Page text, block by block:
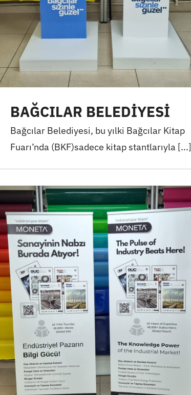
BAĞCILAR BELEDİYESİ
Bağcılar Belediyesi, bu yılki Bağcılar Kitap
Fuarı’nda (BKF)sadece kitap stantlarıyla [...]